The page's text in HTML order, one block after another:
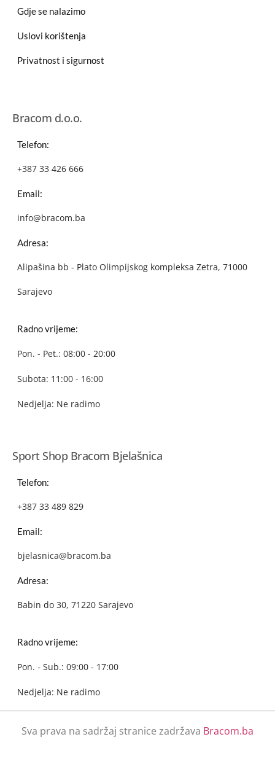
Gdje se nalazimo
Uslovi korištenja
Privatnost i sigurnost
Bracom d.o.o.
Telefon:
+387 33 426 666
Email:
info@bracom.ba
Adresa:
Alipašina bb - Plato Olimpijskog kompleksa Zetra, 71000
Sarajevo
Radno vrijeme:
Pon. - Pet.: 08:00 - 20:00
Subota: 11:00 - 16:00
Nedjelja: Ne radimo
Sport Shop Bracom Bjelašnica
Telefon:
+387 33 489 829
Email:
bjelasnica@bracom.ba
Adresa:
Babin do 30, 71220 Sarajevo
Radno vrijeme:
Pon. - Sub.: 09:00 - 17:00
Nedjelja: Ne radimo
Sva prava na sadržaj stranice zadržava Bracom.ba